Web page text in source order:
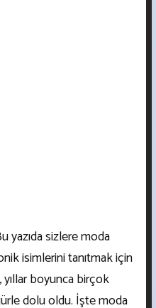
yazıda sizlere moda
isimlerini tanıtmak için
yıllar boyunca birçok
dolu oldu. İşte moda